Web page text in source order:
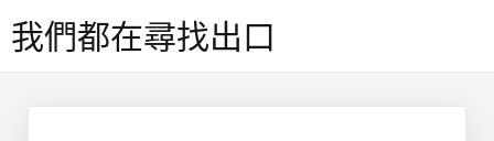
to我們都在尋找出口